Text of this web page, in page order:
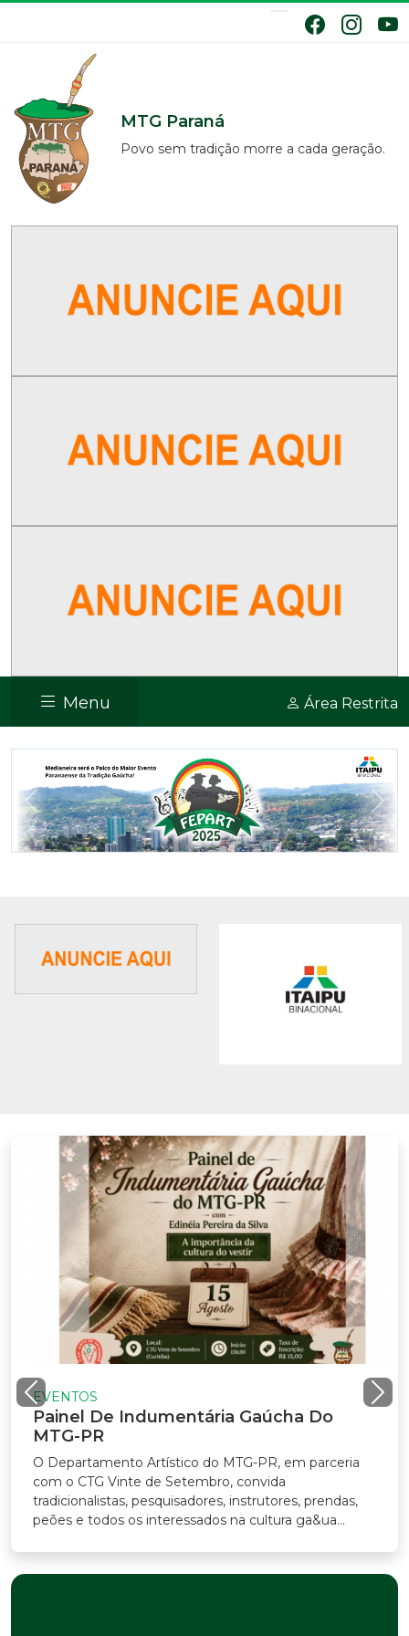
MTG Paraná
Povo sem tradição morre a cada geração.
Menu Área Restrita
Previous
De Indumentária Gaúcha Do
PR
Departamento Artístico do MTG-PR, em parceria
o CTG Vinte de Setembro, convida
pesquisadores, instrutores, prendas,
e todos os interessados na cultura ga&ua...